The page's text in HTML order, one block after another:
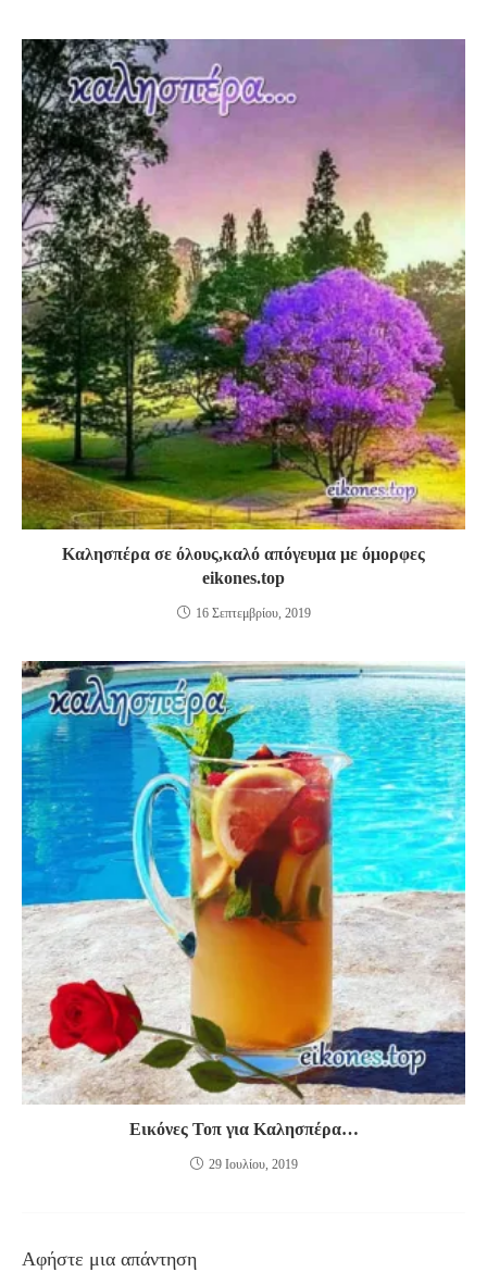
Καλησπέρα σε όλους,καλό απόγευμα με όμορφες
eikones.top
16 Σεπτεμβρίου, 2019
Εικόνες Τοπ για Καλησπέρα…
29 Ιουλίου, 2019
Αφήστε μια απάντηση